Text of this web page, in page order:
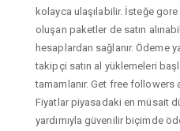
kolayca ulaşılabilir. İsteğe gore
oluşan paketler de satın
hesaplardan sağlanır. Ödeme
takipçi satın al yüklemeleri
tamamlanır. Get free
Fiyatlar piyasadaki en müsait
yardımıyla güvenilir biçimde